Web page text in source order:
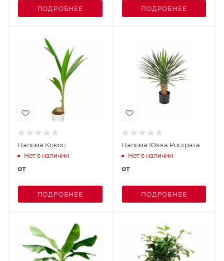
ПОДРОБНЕЕ ПОДРОБНЕЕ
Пальма Кокос
Нет в наличии
от
ПОДРОБНЕЕ
Пальма Юкка Рострата
Нет в наличии
от
ПОДРОБНЕЕ